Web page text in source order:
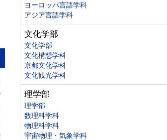
ヨーロッパ言語学科
アジア言語学科
文化学部
文化学部
文化構想学科
京都文化学科
文化観光学科
理学部
理学部
数理科学科
物理科学科
宇宙物理・気象学科